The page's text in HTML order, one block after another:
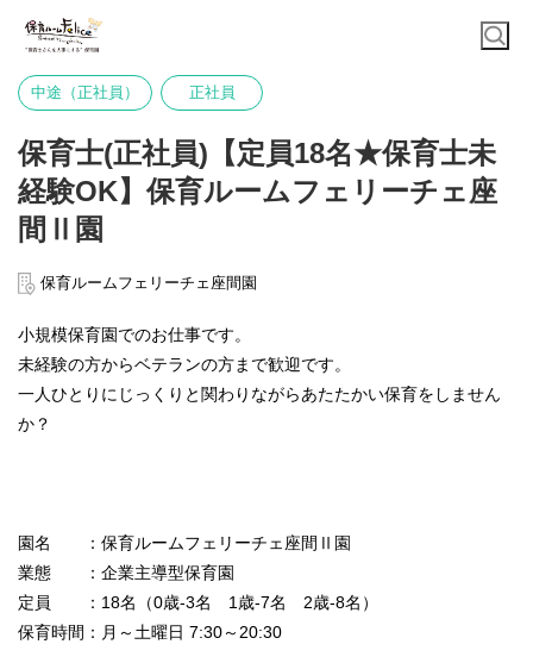
中途（正社員） 正社員
保育士(正社員)【定員18名★保育士未
経験OK】保育ルームフェリーチェ座
間Ⅱ園
保育ルームフェリーチェ座間園
小規模保育園でのお仕事です。
未経験の方からベテランの方まで歓迎です。
一人ひとりにじっくりと関わりながらあたたかい保育をしません
か？
園名 ：保育ルームフェリーチェ座間Ⅱ園
業態 ：企業主導型保育園
定員 ：18名（0歳-3名 1歳-7名 2歳-8名）
保育時間：月～土曜日 7:30～20:30